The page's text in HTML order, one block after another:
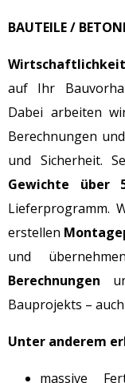
BAUTEILE /
auf Ihr
Dabei arbeiten
Berechnungen
und Sicherheit.
Gewichte über
Lieferprogramm.
erstellen
und
Berechnungen
Bauprojekts –
Unter anderem
massive